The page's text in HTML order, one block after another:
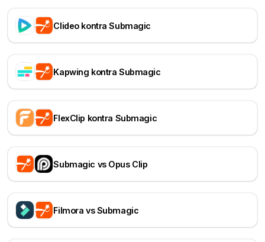
Clideo kontra Submagic
Kapwing kontra Submagic
FlexClip kontra Submagic
Submagic vs Opus Clip
Filmora vs Submagic